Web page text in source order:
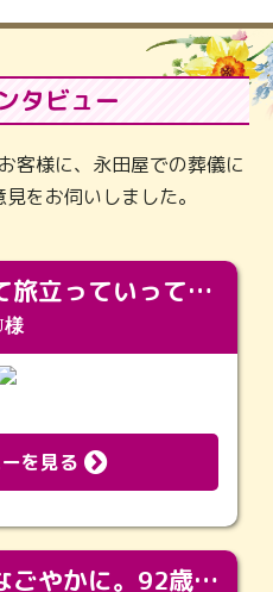
タビュー
客様に、永田屋での葬儀に
をお伺いしました。
「カッコよくなって旅立っていってくれました（笑）もっとカッコいいって言ってあげればよかったな」
様
を見る
同窓会のように、なごやかに。92歳の旅立ちを彩った、再会と感謝の場